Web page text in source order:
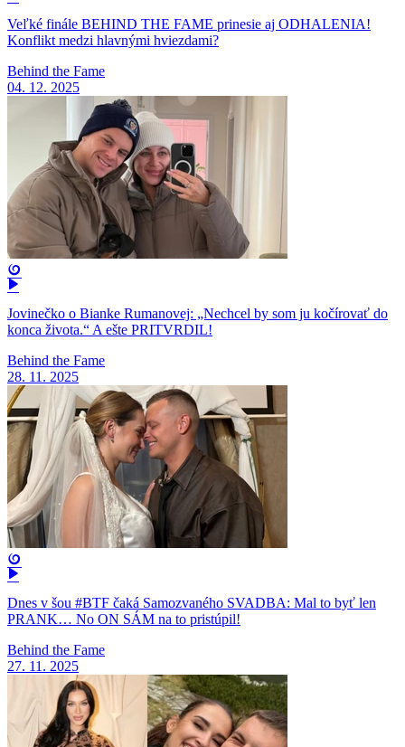
Veľké finále BEHIND THE FAME prinesie aj ODHALENIA!
Konflikt medzi hlavnými hviezdami?
Behind the Fame
04. 12. 2025
Jovinečko o Bianke Rumanovej: „Nechcel by som ju kočírovať do
konca života.“ A ešte PRITVRDIL!
Behind the Fame
28. 11. 2025
Dnes v šou #BTF čaká Samozvaného SVADBA: Mal to byť len
PRANK… No ON SÁM na to pristúpil!
Behind the Fame
27. 11. 2025